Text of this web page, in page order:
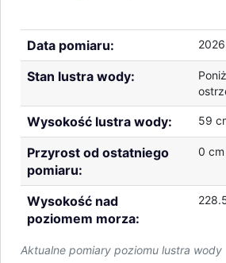
Aktualne pomiary poziomu lustra wody
Data pomiaru:
Stan lustra wody:
Wysokość lustra wody: 59
Przyrost od ostatniego
pomiaru:
0 cm
Wysokość nad
poziomem morza: